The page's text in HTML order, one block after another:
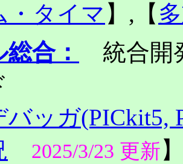
・タイマ 】,【
合：
統合開
バッガ(PICkit5,
2025/3/23 更新